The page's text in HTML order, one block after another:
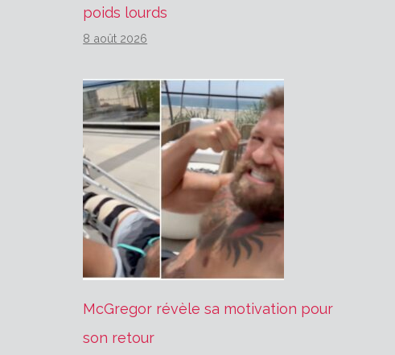
poids lourds
8 août 2026
McGregor révèle sa motivation pour
son retour